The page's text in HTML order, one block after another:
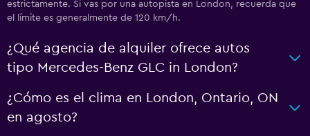
estrictamente. Si vas por una autopista en London, recuerda que
el límite es generalmente de 120 km/h.
¿Qué agencia de alquiler ofrece autos
tipo Mercedes-Benz GLC in London?
¿Cómo es el clima en London, Ontario, ON
en agosto?